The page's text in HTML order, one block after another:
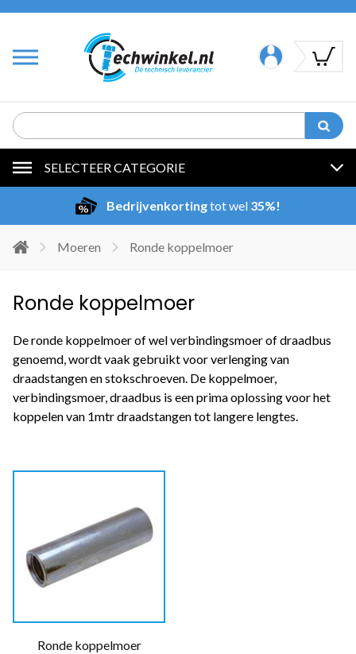
SELECTEER CATEGORIE
Bedrijvenkortingtot wel 35%!
Moeren Ronde koppelmoer
Ronde koppelmoer
De ronde koppelmoer of wel verbindingsmoer of draadbus
genoemd, wordt vaak gebruikt voor verlenging van
draadstangen en stokschroeven. De koppelmoer,
verbindingsmoer, draadbus is een prima oplossing voor het
koppelen van 1mtr draadstangen tot langere lengtes.
Ronde koppelmoer